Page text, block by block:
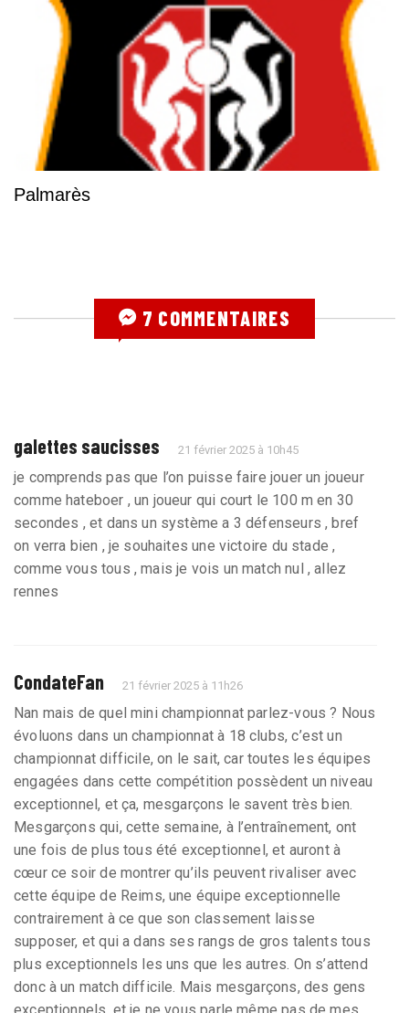
Palmarès
7 COMMENTAIRES
galettes saucisses 21 février 2025 à 10h45
je comprends pas que l’on puisse faire jouer un joueur
comme hateboer , un joueur qui court le 100 m en 30
secondes , et dans un système a 3 défenseurs , bref
on verra bien , je souhaites une victoire du stade ,
comme vous tous , mais je vois un match nul , allez
rennes
CondateFan 21 février 2025 à 11h26
Nan mais de quel mini championnat parlez-vous ? Nous
évoluons dans un championnat à 18 clubs, c’est un
championnat difficile, on le sait, car toutes les équipes
engagées dans cette compétition possèdent un niveau
exceptionnel, et ça, mesgarçons le savent très bien.
Mesgarçons qui, cette semaine, à l’entraînement, ont
une fois de plus tous été exceptionnel, et auront à
cœur ce soir de montrer qu’ils peuvent rivaliser avec
cette équipe de Reims, une équipe exceptionnelle
contrairement à ce que son classement laisse
supposer, et qui a dans ses rangs de gros talents tous
plus exceptionnels les uns que les autres. On s’attend
donc à un match difficile. Mais mesgarçons, des gens
exceptionnels, et je ne vous parle même pas de mes